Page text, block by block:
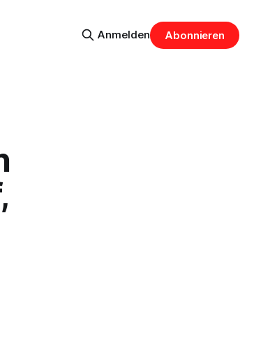
Anmelden Abonnieren